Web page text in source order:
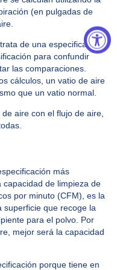
(en pulgadas de
de una especificación
para confundir
las comparaciones.
cálculos, un vatio de aire
que un vatio normal.
aire con el flujo de aire,
más
de limpieza de
por minuto (CFM), es la
superficie que recoge la
para el polvo. Por
mejor será la capacidad
porque tiene en